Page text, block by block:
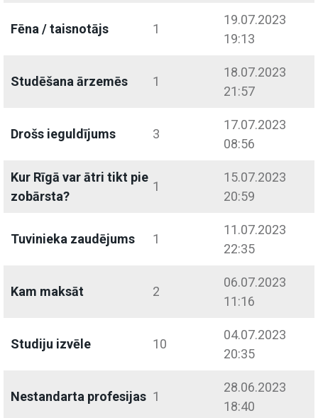
Fēna / taisnotājs 1
19.07.2023
19:13
Studēšana ārzemēs 1
18.07.2023
21:57
Drošs ieguldījums 3
17.07.2023
08:56
Kur Rīgā var ātri tikt pie
zobārsta?
1
15.07.2023
20:59
Tuvinieka zaudējums 1
11.07.2023
22:35
Kam maksāt 2
06.07.2023
11:16
Studiju izvēle 10
04.07.2023
20:35
Nestandarta profesijas 1
28.06.2023
18:40